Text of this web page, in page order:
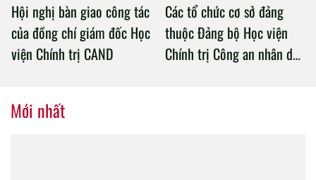
Hội nghị bàn giao công tác
của đồng chí giám đốc Học
viện Chính trị CAND
Các tổ chức cơ sở đảng
thuộc Đảng bộ Học viện
Chính trị Công an nhân dân
Mới nhất